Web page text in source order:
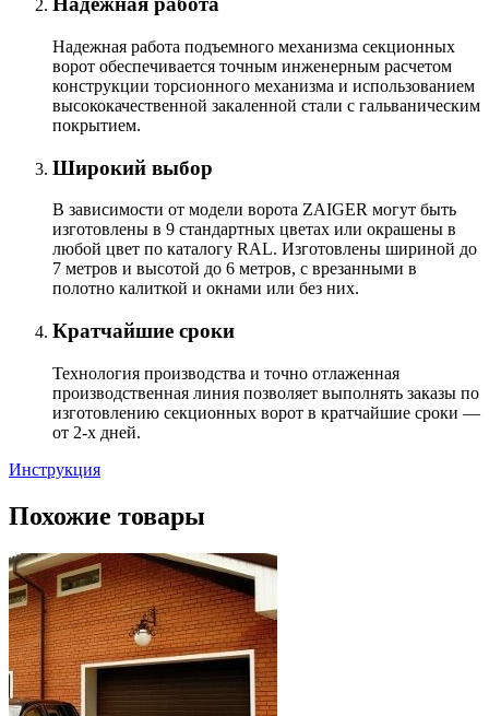
Надежная работа подъемного механизма секционных
ворот обеспечивается точным инженерным расчетом
конструкции торсионного механизма и использованием
высококачественной закаленной стали с гальваническим
покрытием.
Широкий выбор
В зависимости от модели ворота ZAIGER могут быть
изготовлены в 9 стандартных цветах или окрашены в
любой цвет по каталогу RAL. Изготовлены шириной до
7 метров и высотой до 6 метров, с врезанными в
полотно калиткой и окнами или без них.
Кратчайшие сроки
Технология производства и точно отлаженная
производственная линия позволяет выполнять заказы по
изготовлению секционных ворот в кратчайшие сроки —
от 2-х дней.
Инструкция
Похожие товары